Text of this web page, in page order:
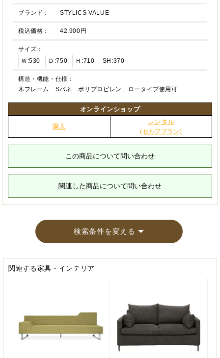
ブランド： STYLICS VALUE
税込価格： 42,900円
サイズ：
Ｗ:530
Ｄ:750 Ｈ:710 SH:370
構造・機能・仕様：
木フレーム Sバネ ポリプロピレン ロータイプ使用可
オンラインショップ
購入
レンタル
(セルフプラン)
この商品について問い合わせ
関連した商品について問い合わせ
検索条件を変える
関連する家具・インテリア